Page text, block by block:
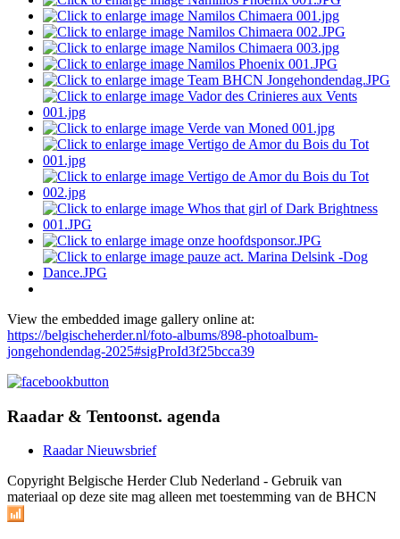
View the embedded image gallery online at:
https://belgischeherder.nl/foto-albums/898-photoalbum-
jongehondendag-2025#sigProId3f25bcca39
Raadar & Tentoonst. agenda
Raadar Nieuwsbrief
Copyright Belgische Herder Club Nederland - Gebruik van
materiaal op deze site mag alleen met toestemming van de BHCN